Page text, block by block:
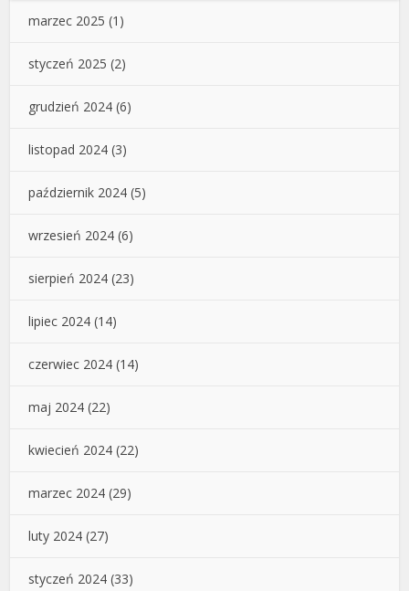
marzec 2025 (1)
styczeń 2025 (2)
grudzień 2024 (6)
listopad 2024 (3)
październik 2024 (5)
wrzesień 2024 (6)
sierpień 2024 (23)
lipiec 2024 (14)
czerwiec 2024 (14)
maj 2024 (22)
kwiecień 2024 (22)
marzec 2024 (29)
luty 2024 (27)
styczeń 2024 (33)